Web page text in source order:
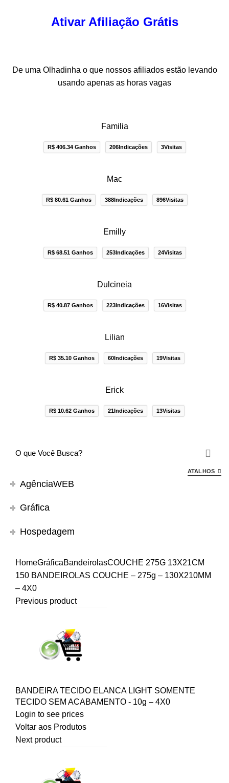
Ativar Afiliação Grátis
De uma Olhadinha o que nossos afiliados estão levando
usando apenas as horas vagas
Familia
R$ 406.34 Ganhos 206Indicações 3Visitas
Mac
R$ 80.61 Ganhos 388Indicações 896Visitas
Emilly
R$ 68.51 Ganhos 253Indicações 24Visitas
Dulcineia
R$ 40.87 Ganhos 223Indicações 16Visitas
Lilian
R$ 35.10 Ganhos 60Indicações 19Visitas
Erick
R$ 10.62 Ganhos 21Indicações 13Visitas
ATALHOS
AgênciaWEB
Gráfica
Hospedagem
HomeGráficaBandeirolasCOUCHE 275G 13X21CM
150 BANDEIROLAS COUCHE – 275g – 130X210MM
– 4X0
Previous product
BANDEIRA TECIDO ELANCA LIGHT SOMENTE
TECIDO SEM ACABAMENTO - 10g – 4X0
Login to see prices
Voltar aos Produtos
Next product